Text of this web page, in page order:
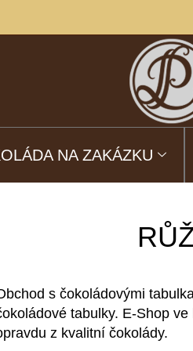
NA ZAKÁZKU
s čokoládovými
tabulky. E-Shop
z kvalitní čokolády.